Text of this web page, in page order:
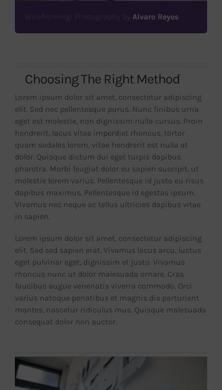
Alvaro Reyes
Choosing The Right Method
Lorem ipsum dolor sit amet, consectetur adipiscing
elit. Sed nec pellentesque purus. Nunc finibus urna
eget est molestie, non dignissim nulla cursus. Proin
hendrerit, lacus vitae imperdiet rhoncus, tortor
quam sodales lorem, vitae hendrerit est nulla at
dolor. Quisque dictum dui eget turpis dapibus
pharetra. Morbi feugiat dolor eu sapien suscipit, ut
molestie lorem varius. Pellentesque id justo eu risus
dapibus maximus. Pellentesque id egestas ipsum.
Vivamus nec neque ac tellus ultricies dapibus vitae
in sapien.
Lorem ipsum dolor sit amet, consectetur adipiscing
elit. Sed sed sapien erat. Vivamus lacus arcu, luctus
eget pulvinar eget, dignissim et justo. Vivamus
rhoncus nunc ut dolor malesuada ornare. Cras
faucibus augue venenatis viverra commodo. Orci
varius natoque penatibus et magnis dis parturient
montes, nascetur ridiculus mus. Quisque malesuada
consequat dolor non auctor.